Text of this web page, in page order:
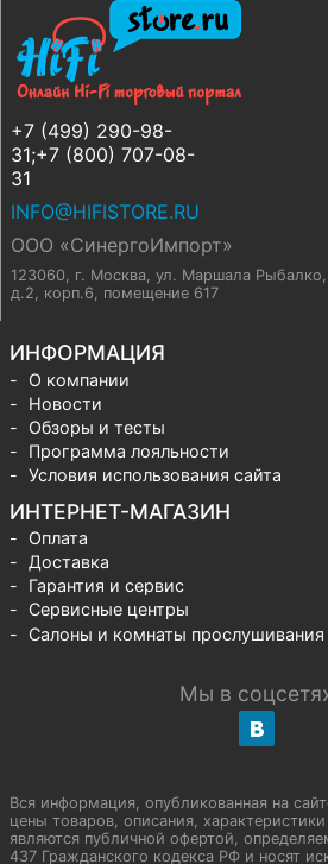
+7 (499) 290-98-
31;+7 (800) 707-08-
31
INFO@HIFISTORE.RU
ООО «СинергоИмпорт»
123060, г. Москва, ул. Маршала Рыбалко,
д.2, корп.6, помещение 617
ИНФОРМАЦИЯ
О компании
Новости
Обзоры и тесты
Программа лояльности
Условия использования сайта
ИНТЕРНЕТ-МАГАЗИН
Оплата
Доставка
Гарантия и сервис
Сервисные центры
Салоны и комнаты прослушивания
Мы в
Вся информация, опубликованная на
цены товаров, описания,
являются публичной офертой,
437 Гражданского кодекса РФ и носят